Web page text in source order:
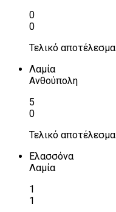
0
0
Τελικό αποτέλεσμα
Λαμία
Ανθούπολη
5
0
Τελικό αποτέλεσμα
Ελασσόνα
Λαμία
1
1